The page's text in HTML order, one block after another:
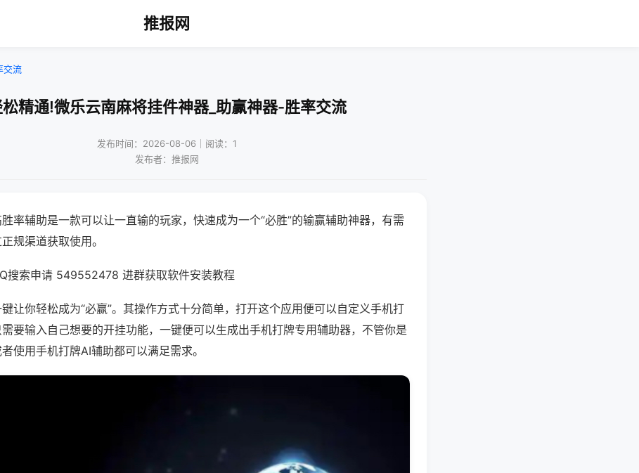
推报网
交流
精通!微乐云南麻将挂件神器_助赢神器-胜率交流
发布时间：2026-08-06｜阅读：1
发布者：推报网
率辅助是一款可以让一直输的玩家，快速成为一个“必胜”的输赢辅助神器，有需
规渠道获取使用。
搜索申请 549552478 进群获取软件安装教程
让你轻松成为“必赢”。其操作方式十分简单，打开这个应用便可以自定义手机打
要输入自己想要的开挂功能，一键便可以生成出手机打牌专用辅助器，不管你是
使用手机打牌AI辅助都可以满足需求。